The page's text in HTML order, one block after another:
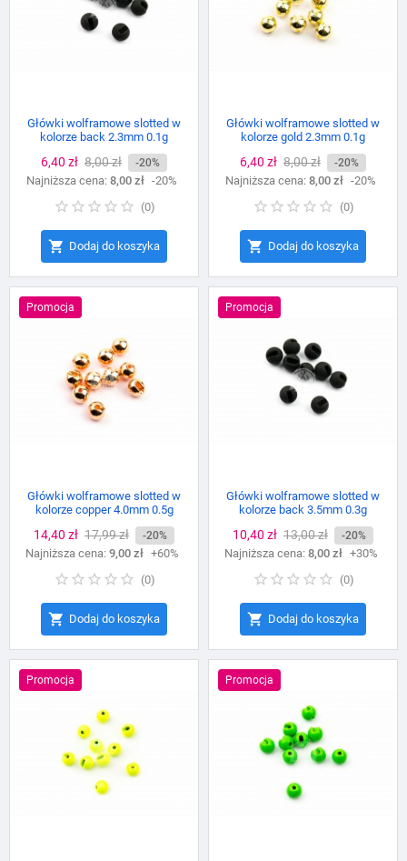
Główki wolframowe slotted w
kolorze back 2.3mm 0.1g
Cena
6,40 zł Cena
podstawowa
8,00 zł -20%
Najniższa cena: 8,00 zł -20%
(0)
 Dodaj do koszyka
Główki wolframowe slotted w
kolorze gold 2.3mm 0.1g
Cena
6,40 zł Cena
podstawowa
8,00 zł -20%
Najniższa cena: 8,00 zł -20%
(0)
 Dodaj do koszyka
Promocja
Główki wolframowe slotted w
kolorze copper 4.0mm 0.5g
Cena
14,40 zł Cena
podstawowa
17,99 zł -20%
Najniższa cena: 9,00 zł +60%
(0)
 Dodaj do koszyka
Promocja
Główki wolframowe slotted w
kolorze back 3.5mm 0.3g
Cena
10,40 zł Cena
podstawowa
13,00 zł -20%
Najniższa cena: 8,00 zł +30%
(0)
 Dodaj do koszyka
Promocja Promocja